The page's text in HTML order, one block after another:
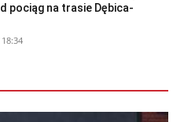
pociąg na trasie Dębica-